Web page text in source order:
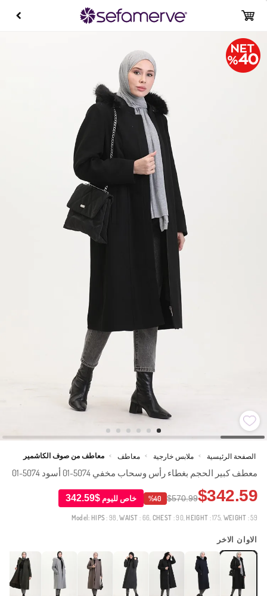
الصفحة الرئيسية > ملابس خارجية > معاطف > معاطف من صوف الكاشمير
معطف كبير الحجم بغطاء رأس وسحاب مخفي 5074-01 أسود 5074-01
$342.59
$570.99
%40 خاص لليوم$342.59
Model: HIPS: 98,WAIST : 66, CHEST : 90, HEIGHT : 175, WEIGHT : 59
الاوان الاخر